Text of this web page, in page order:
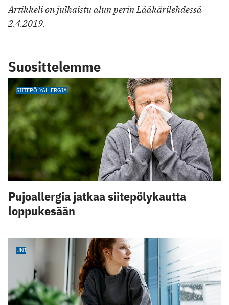
Artikkeli on julkaistu alun perin Lääkärilehdessä
2.4.2019.
Suosittelemme
SIITEPÖLYALLERGIA
Pujoallergia jatkaa siitepölykautta
loppukesään
UNI